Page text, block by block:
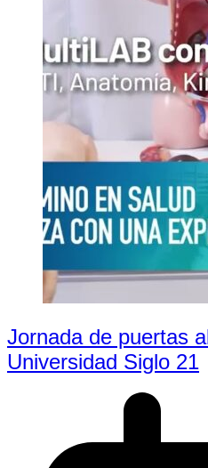
Jornada de puertas
Universidad Siglo 21